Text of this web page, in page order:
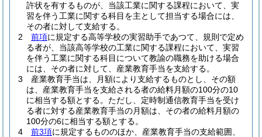
許状を有するものが、当該工業に関する課程において、実
習を伴う工業に関する科目を主として担当する場合には、
その者に対して支給する。
2
前項に規定する高等学校の実習助手であつて、規則で定め
る者が、当該高等学校の工業に関する課程において、実習
を伴う工業に関する科目について教諭の職務を助ける場合
には、その者に対して、産業教育手当を支給する。
3
産業教育手当は、月額により支給するものとし、その額
は、産業教育手当を支給される者の給料月額の100分の10
に相当する額とする。 ただし、定時制通信教育手当を受け
る者に対する産業教育手当の月額は、その者の給料月額の
100分の6に相当する額とする。
4
前3項に規定するもののほか、産業教育手当の支給範囲、